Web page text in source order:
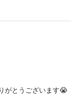
がとうございます😭